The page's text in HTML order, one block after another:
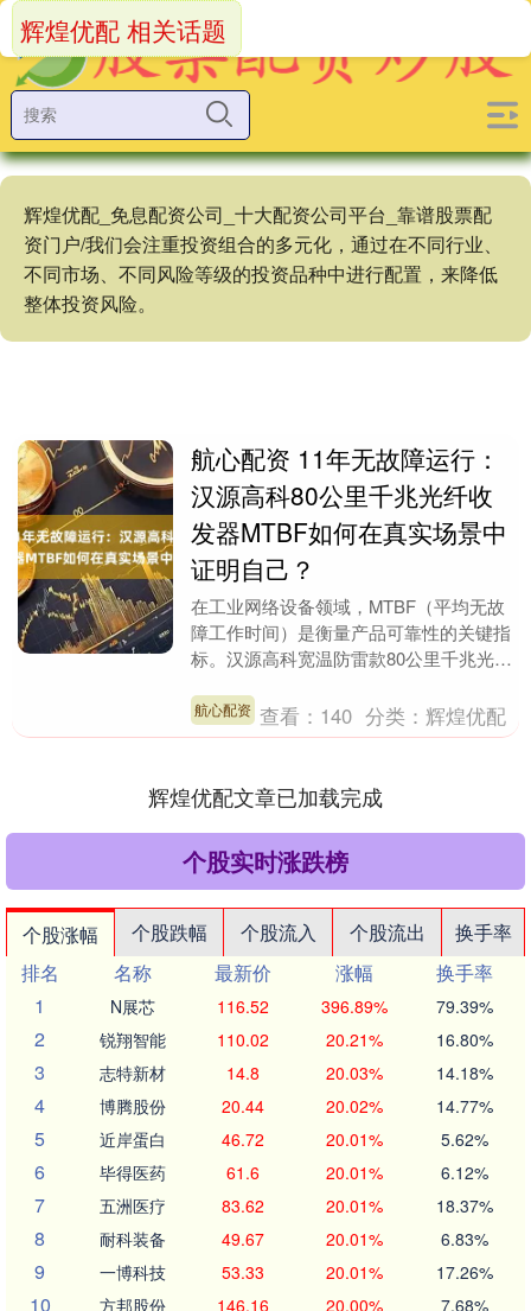
辉煌优配_免息配资公司_十大配资公司平台_靠谱股票配
资门户/我们会注重投资组合的多元化，通过在不同行业、
不同市场、不同风险等级的投资品种中进行配置，来降低
整体投资风险。
辉煌优配 相关话题
航心配资 11年无故障运行：
汉源高科80公里千兆光纤收
发器MTBF如何在真实场景中
证明自己？
在工业网络设备领域，MTBF（平均无故
障工作时间）是衡量产品可靠性的关键指
标。汉源高科宽温防雷款80公里千兆光纤
航心配资 查看： 140 分类：辉煌优配
辉煌优配文章已加载完成
个股实时涨跌榜
个股涨幅 个股跌幅 个股流入 个股流出
换手率
排名
名称 最新价 涨幅
换手率
1
N展芯 116.52 396.89% 79.39%
2 锐翔智能 110.02 20.21% 16.80%
3 志特新材 14.8 20.03% 14.18%
4 博腾股份 20.44 20.02% 14.77%
5 近岸蛋白 46.72 20.01% 5.62%
6 毕得医药 61.6 20.01% 6.12%
7 五洲医疗 83.62 20.01% 18.37%
8 耐科装备 49.67 20.01% 6.83%
9 一博科技 53.33 20.01% 17.26%
10 方邦股份 146.16 20.00% 7.68%